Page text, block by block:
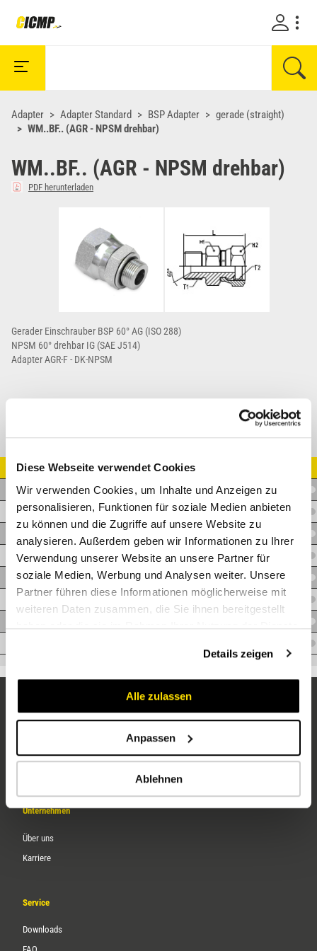
Diese Webseite verwendet Cookies
Wir verwenden Cookies, um Inhalte und Anzeigen zu
personalisieren, Funktionen für soziale Medien anbieten
zu können und die Zugriffe auf unsere Website zu
analysieren. Außerdem geben wir Informationen zu Ihrer
Verwendung unserer Website an unsere Partner für
soziale Medien, Werbung und Analysen weiter. Unsere
Partner führen diese Informationen möglicherweise mit
weiteren Daten zusammen, die Sie ihnen bereitgestellt
haben oder die sie im Rahmen Ihrer Nutzung der Dienste
Details zeigen
Alle zulassen
Anpassen
Ablehnen
Adapter Adapter Standard BSP Adapter
gerade (straight)
WM..BF.. (AGR - NPSM drehbar)
WM..BF.. (AGR - NPSM drehbar)
PDF herunterladen
Gerader Einschrauber BSP 60° AG (ISO 288)
NPSM 60° drehbar IG (SAE J514)
Adapter AGR-F - DK-NPSM
Artikel Nr.
A.WM06BF06
A.WM08BF06
A.WM08BF12
A.WM16BF08
Unternehmen
Über uns
Karriere
Service
Downloads